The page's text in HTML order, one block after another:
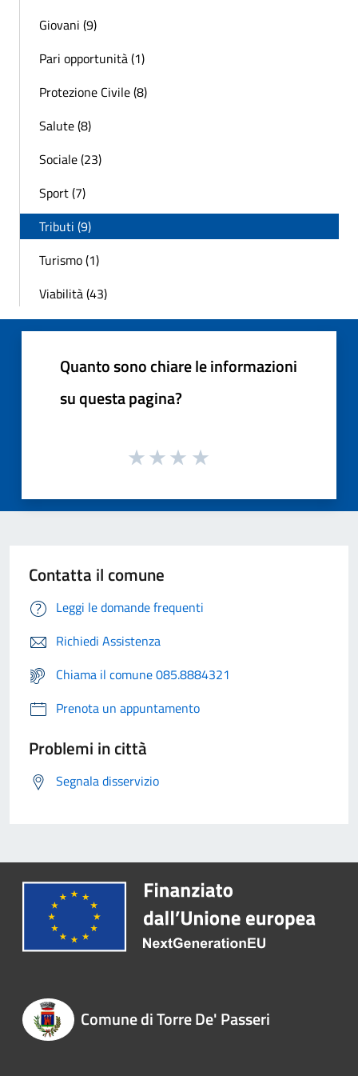
Giovani (9)
Pari opportunità (1)
Protezione Civile (8)
Salute (8)
Sociale (23)
Sport (7)
Tributi (9)
Turismo (1)
Viabilità (43)
Quanto sono chiare le informazioni
su questa pagina?
Contatta il comune
Leggi le domande frequenti
Richiedi Assistenza
Chiama il comune 085.8884321
Prenota un appuntamento
Problemi in città
Segnala disservizio
Comune di Torre De' Passeri